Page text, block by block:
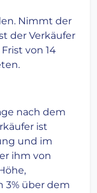
Nimmt der
der Verkäufer
von 14
nach dem
ist
und im
ihm von
3% über dem